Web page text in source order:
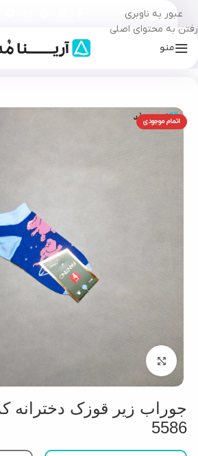
عبور به ناوبری
رفتن به محتوای اصلی
منو
اتمام موجودی
بزرگنمایی تصویر
5586